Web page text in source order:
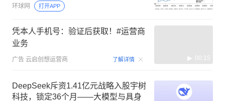
环球网 打开APP
凭本人手机号：验证后获取！#运营商
业务
广告 云启创想运营商 了解详情 00:15
DeepSeek斥资1.41亿元战略入股宇树
科技，锁定36个月——大模型与具身